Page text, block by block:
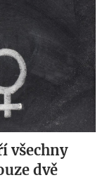
všechny
dvě